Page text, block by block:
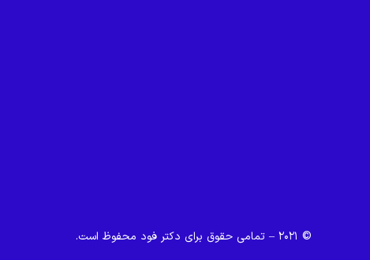
© ۲۰۲۱ – تمامی حقوق برای دکتر فود محفوظ است.